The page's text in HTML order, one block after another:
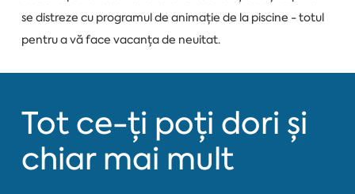
se distreze cu programul de animație de la piscine - totul
pentru a vă face vacanța de neuitat.
Tot ce-ți poți dori și
chiar mai mult